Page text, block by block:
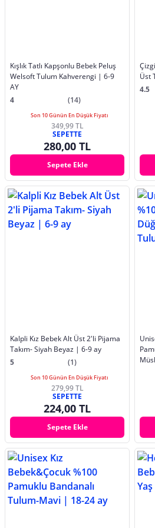
Kışlık Tatlı Kapşonlu Bebek Peluş
Welsoft Tulum Kahverengi | 6-9
AY
4
(14)
Son 10 Günün En Düşük Fiyatı
349,99 TL
SEPETTE
280,00 TL
Sepete Ekle
Üst
4.5
Kalpli Kız Bebek Alt Üst 2'li Pijama
Takım- Siyah Beyaz | 6-9 ay
5
(1)
Son 10 Günün En Düşük Fiyatı
279,99 TL
SEPETTE
224,00 TL
Sepete Ekle